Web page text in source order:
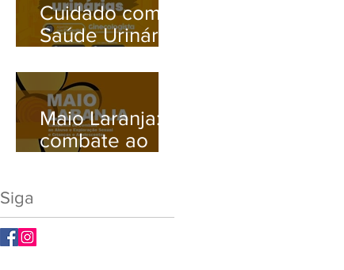
Cuidado com a
Saúde Urinária:
Problemas de
Infecção e
Busque Ajuda
Médica.
Maio Laranja:
combate ao
Siga